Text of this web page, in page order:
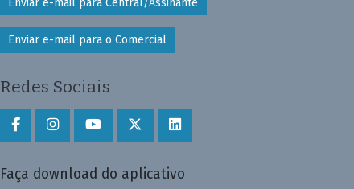
Enviar e-mail para o Comercial
Redes Sociais
Faça download do aplicativo